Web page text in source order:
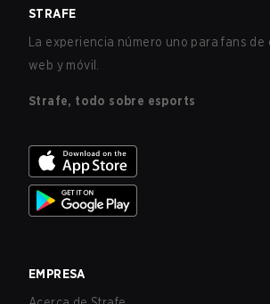
STRAFE
La experiencia número uno para fans de
web y móvil.
Strafe, todo sobre esports
EMPRESA